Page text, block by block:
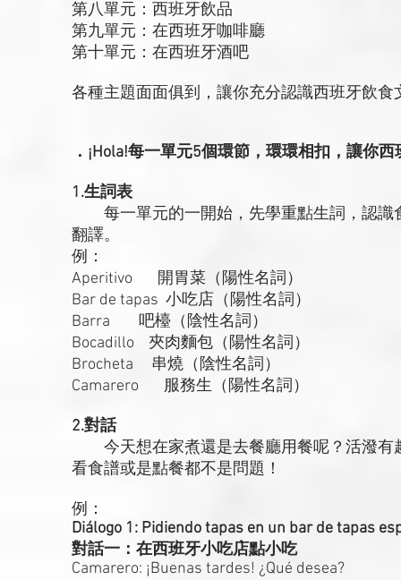
第八單元：西班牙飲品
第九單元：在西班牙咖啡廳
第十單元：在西班牙酒吧
各種主題面面俱到，讓你充分認識西班牙飲食
．¡Hola!每一單元5個環節，環環相扣，讓你
1.生詞表
每一單元的一開始，先學重點生詞，認識
翻譯。
例：
Aperitivo 開胃菜（陽性名詞）
Bar de tapas 小吃店（陽性名詞）
Barra 吧檯（陰性名詞）
Bocadillo 夾肉麵包（陽性名詞）
Brocheta 串燒（陰性名詞）
Camarero 服務生（陽性名詞）
2.對話
今天想在家煮還是去餐廳用餐呢？活潑有
看食譜或是點餐都不是問題！
例：
Diálogo 1: Pidiendo tapas en un bar de tapas
對話一：在西班牙小吃店點小吃
Camarero: ¡Buenas tardes! ¿Qué desea?